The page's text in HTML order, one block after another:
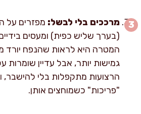
מרככים בלי לבשל:
המטרה היא לראות שהנפח יורד
גמישות יותר, אבל עדיין שומרות
הרצועות מתקפלות בלי להישבר,
"פריכות" כשמוחצים אותן.